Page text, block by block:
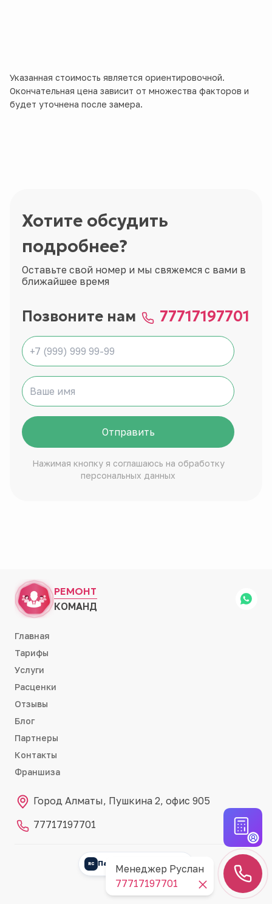
Указанная стоимость является ориентировочной.
Окончательная цена зависит от множества факторов и
будет уточнена после замера.
Хотите обсудить
подробнее?
Оставьте свой номер и мы свяжемся с вами в
ближайшее время
Позвоните нам 77717197701
Отправить
Нажимая кнопку я соглашаюсь на обработку
персональных данных
Менеджер Руслан
77717197701
РЕМОНТ
КОМАНД
Главная
Тарифы
Услуги
Расценки
Отзывы
Блог
Партнеры
Контакты
Франшиза
Город Алматы, Пушкина 2, офис 905
77717197701
RC Партнёр RemontCRM